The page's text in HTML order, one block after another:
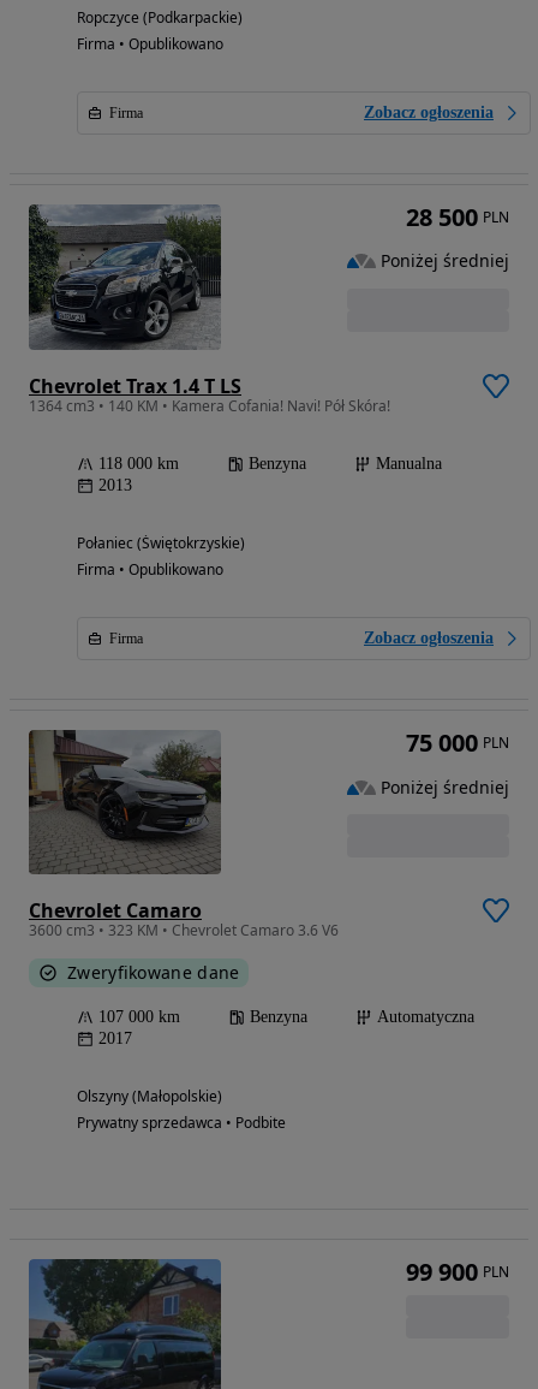
Ropczyce (Podkarpackie)
Firma • Opublikowano
Firma Zobacz ogłoszenia
Chevrolet Trax 1.4 T LS
1364 cm3 • 140 KM • Kamera Cofania! Navi! Pół Skóra!
118 000 km Benzyna
Manualna
2013
Połaniec (Świętokrzyskie)
Firma • Opublikowano
Firma Zobacz ogłoszenia
28 500 PLN
Poniżej średniej
Chevrolet Camaro
3600 cm3 • 323 KM • Chevrolet Camaro 3.6 V6
Zweryfikowane dane
107 000 km Benzyna
Automatyczna
2017
Olszyny (Małopolskie)
Prywatny sprzedawca • Podbite
75 000 PLN
Poniżej średniej
99 900 PLN